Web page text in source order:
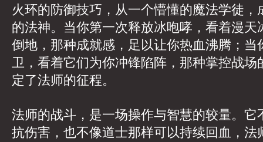
火环的防御技巧，从一个懵懂的魔法学徒，
的法神。当你第一次释放冰咆哮，看着漫天
倒地，那种成就感，足以让你热血沸腾；当
卫，看着它们为你冲锋陷阵，那种掌控战场
定了法师的征程。
法师的战斗，是一场操作与智慧的较量。它
抗伤害，也不像道士那样可以持续回血，法